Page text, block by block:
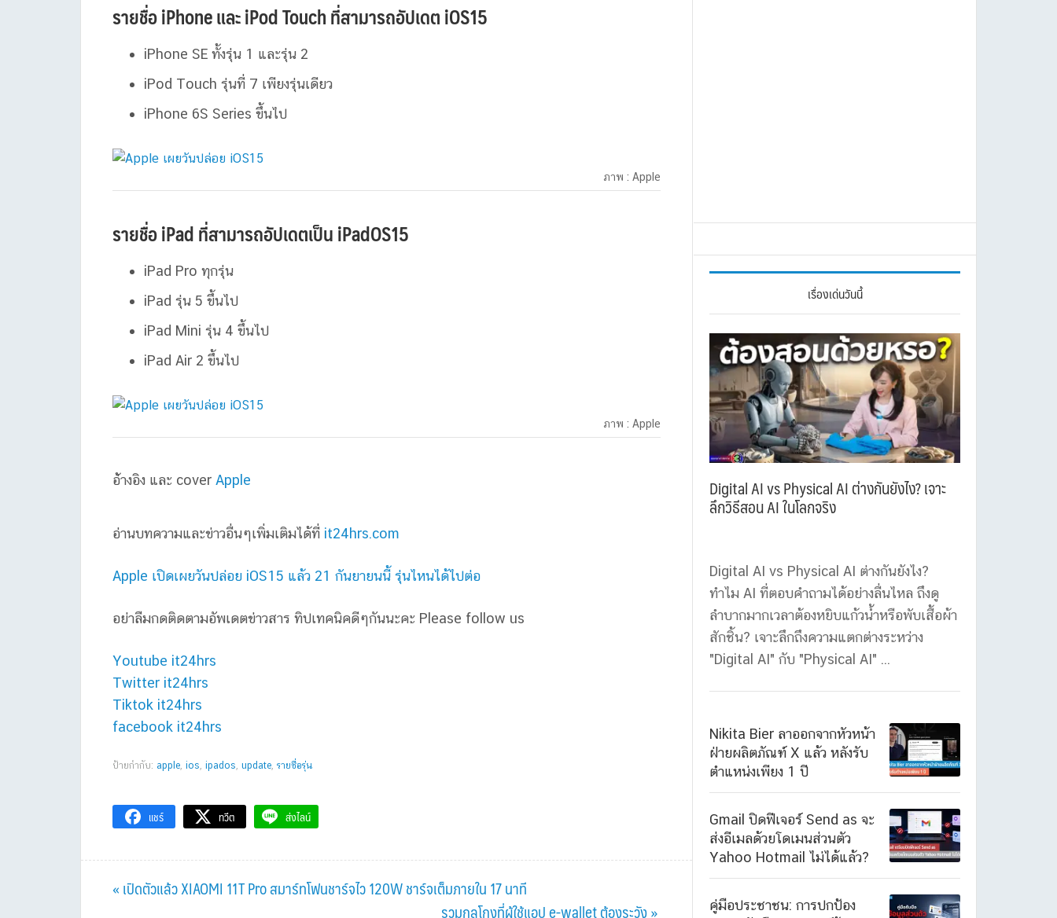
รายชื่อ iPhone และ iPod Touch ที่สามารถอัปเดต iOS15
iPhone SE ทั้งรุ่น 1 และรุ่น 2
iPod Touch รุ่นที่ 7 เพียงรุ่นเดียว
iPhone 6S Series ขึ้นไป
ภาพ : Apple
รายชื่อ iPad ที่สามารถอัปเดตเป็น iPadOS15
iPad Pro ทุกรุ่น
iPad รุ่น 5 ขึ้นไป
iPad Mini รุ่น 4 ขึ้นไป
iPad Air 2 ขึ้นไป
ภาพ : Apple
อ้่างอิง และ cover Apple
อ่านบทความและข่าวอื่นๆเพิ่มเติมได้ที่ it24hrs.com
Apple เปิดเผยวันปล่อย iOS15 แล้ว 21 กันยายนนี้ รุ่นไหนได้ไปต่อ
อย่าลืมกดติดตามอัพเดตข่าวสาร ทิปเทคนิคดีๆกันนะคะ Please follow us
Youtube it24hrs
Twitter it24hrs
Tiktok it24hrs
facebook it24hrs
ป้ายกำกับ: apple, ios, ipados, update, รายชื่อรุ่น
แชร์ ทวีต ส่งไลน์
Previous
« เปิดตัวแล้ว XIAOMI 11T Pro สมาร์ทโฟนชาร์จไว 120W ชาร์จเต็มภายใน 17 นาที
Next
รวมกลโกงที่ผู้ใช้แอป e-wallet ต้องระวัง »
เรื่องเด่นวันนี้
Digital AI vs Physical AI ต่างกันยังไง? เจาะ
ลึกวิธีสอน AI ในโลกจริง
Digital AI vs Physical AI ต่างกันยังไง?
ทำไม AI ที่ตอบคำถามได้อย่างลื่นไหล ถึงดู
ลำบากมากเวลาต้องหยิบแก้วน้ำหรือพับเสื้อผ้า
สักชิ้น? เจาะลึกถึงความแตกต่างระหว่าง
"Digital AI" กับ "Physical AI" ...
Nikita Bier ลาออกจากหัวหน้า
ฝ่ายผลิตภัณฑ์ X แล้ว หลังรับ
ตำแหน่งเพียง 1 ปี
Gmail ปิดฟีเจอร์ Send as จะ
ส่งอีเมลด้วยโดเมนส่วนตัว
Yahoo Hotmail ไม่ได้แล้ว?
คู่มือประชาชน: การปกป้อง